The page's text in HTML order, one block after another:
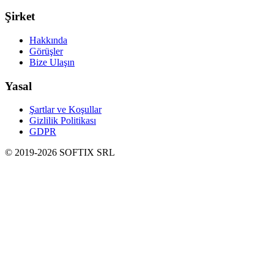
Şirket
Hakkında
Görüşler
Bize Ulaşın
Yasal
Şartlar ve Koşullar
Gizlilik Politikası
GDPR
© 2019-2026 SOFTIX SRL